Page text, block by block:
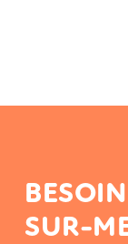
SUR-